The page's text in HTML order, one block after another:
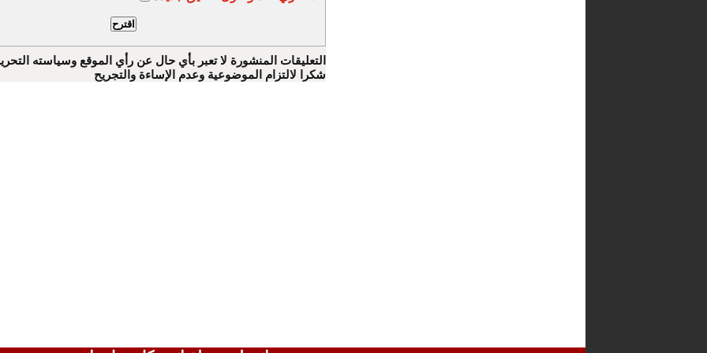
التعليقات المنشورة لا تعبر بأي حال عن رأي الموقع وسياسته
شكرا لالتزام الموضوعية وعدم الإساءة والتجريح